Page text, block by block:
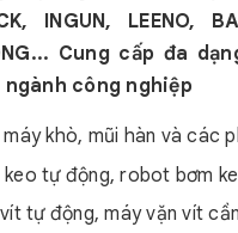
INGUN, LEENO,
Cung cấp đa
công nghiệp
khò, mũi hàn và các
keo tự động, robot bơm
tự động, máy vặn vít